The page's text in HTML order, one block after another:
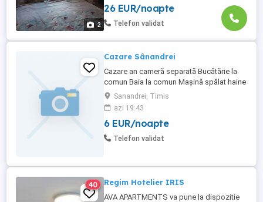
2
26 EUR/noapte
Telefon validat
Cazare Sânandrei
Cazare an cameră separată Bucătărie la
comun Baia la comun Mașină spălat haine
la comun Plata include toate utilitățile Nu
se percepe alte taxe
Sanandrei, Timis
azi 19:43
6 EUR/noapte
Telefon validat
40 Regim Hotelier IRIS
AVA APARTMENTS va pune la dispozitie